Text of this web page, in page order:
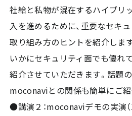
社給と私物が混在するハイブリ
入を進めるために、重要なセキ
取り組み方のヒントを紹介しま
いかにセキュリティ面でも優れ
紹介させていただきます。話題
moconaviとの関係も簡単にご紹
●講演２：moconaviデモの実演（